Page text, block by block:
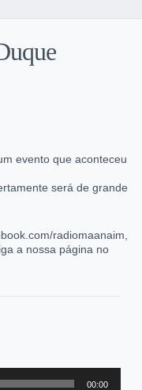
evento que aconteceu
será de grande
radiomaanaim,
a nossa página no
00:00